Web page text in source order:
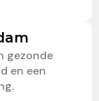
gezonde
en een